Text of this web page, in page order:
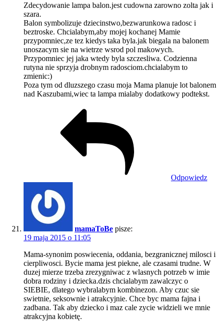
Zdecydowanie lampa balon.jest cudowna zarowno zolta jak i
szara.
Balon symbolizuje dziecinstwo,bezwarunkowa radosc i
beztroske. Chcialabym,aby mojej kochanej Mamie
przypomniec,ze tez kiedys taka byla.jak biegala na balonem
unoszacym sie na wietrze wsrod pol makowych.
Przypomniec jej jaka wtedy byla szczesliwa. Codzienna
rutyna nie sprzyja drobnym radosciom.chcialabym to
zmienic:)
Poza tym od dluzszego czasu moja Mama planuje lot balonem
nad Kaszubami,wiec ta lampa mialaby dodatkowy podtekst.
Odpowiedz
mamaToBe pisze:
19 maja 2015 o 11:05
Mama-synonim poswiecenia, oddania, bezgranicznej milosci i
cierpliwosci. Bycie mama jest piekne, ale czasami trudne. W
duzej mierze trzeba zrezygniwac z wlasnych potrzeb w imie
dobra rodziny i dziecka.dzis chcialabym zawalczyc o
SIEBIE, dlatego wybralabym kombinezon. Aby czuc sie
swietnie, seksownie i atrakcyjnie. Chce byc mama fajna i
zadbana. Tak aby dziecko i maz cale zycie widzieli we mnie
atrakcyjna kobietę.